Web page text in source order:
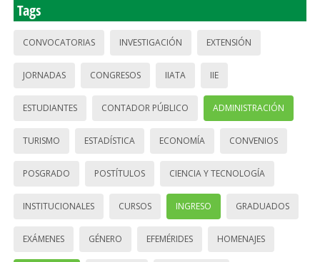
Tags
CONVOCATORIAS INVESTIGACIÓN EXTENSIÓN
JORNADAS CONGRESOS IIATA IIE
ESTUDIANTES CONTADOR PÚBLICO ADMINISTRACIÓN
TURISMO ESTADÍSTICA ECONOMÍA CONVENIOS
POSGRADO POSTÍTULOS CIENCIA Y TECNOLOGÍA
INSTITUCIONALES CURSOS INGRESO GRADUADOS
EXÁMENES GÉNERO EFEMÉRIDES HOMENAJES